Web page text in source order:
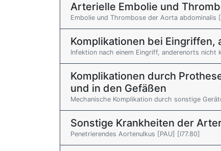
Arterielle Embolie und
Embolie und Thrombose der Aorta abdominalis
Komplikationen bei
Infektion nach einem Eingriff, anderenorts nicht
Komplikationen durch
und in den Gefäßen
Mechanische Komplikation durch sonstige
Sonstige Krankheiten der
Penetrierendes Aortenulkus [PAU] [I77.80]